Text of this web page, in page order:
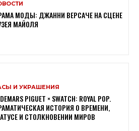
МОДЫ: ДЖАННИ ВЕРСАЧЕ НА СЦЕНЕ
МАЙОЛЯ
И УКРАШЕНИЯ
PIGUET × SWATCH: ROYAL POP.
ИСТОРИЯ О ВРЕМЕНИ,
И СТОЛКНОВЕНИИ МИРОВ